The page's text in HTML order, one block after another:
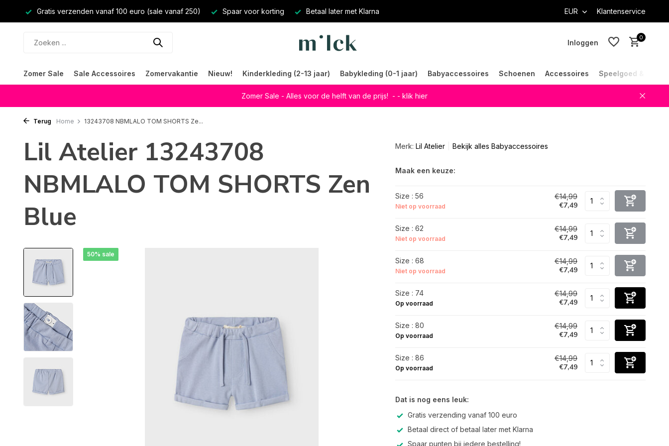
Gratis verzenden vanaf 100 euro (sale vanaf 250) Spaar voor korting Betaal later met Klarna EUR Klantenservice
Inloggen
0
Zomer Sale Sale Accessoires Zomervakantie Nieuw! Kinderkleding (2-13 jaar) Babykleding (0-1 jaar) Babyaccessoires Schoenen Accessoires Speelgoed &
Zomer Sale - Alles voor de helft van de prijs! - - klik hier
Terug Home 13243708 NBMLALO TOM SHORTS Ze...
Lil Atelier 13243708
NBMLALO TOM SHORTS Zen
Blue
50% sale
Merk: Lil Atelier Bekijk alles Babyaccessoires
Maak een keuze:
Size : 56
Niet op voorraad
€14,99
€7,49
Size : 62
Niet op voorraad
€14,99
€7,49
Size : 68
Niet op voorraad
€14,99
€7,49
Size : 74
Op voorraad
€14,99
€7,49
Size : 80
Op voorraad
€14,99
€7,49
Size : 86
Op voorraad
€14,99
€7,49
Dat is nog eens leuk:
Gratis verzending vanaf 100 euro
Betaal direct of betaal later met Klarna
Spaar punten bij iedere bestelling!